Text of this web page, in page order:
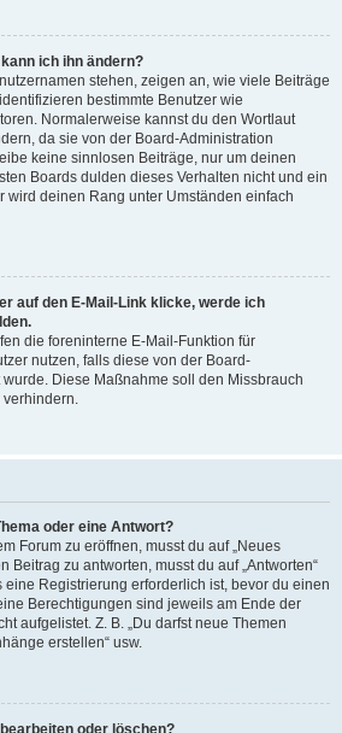
ich ihn ändern?
stehen, zeigen an, wie viele Beiträge
bestimmte Benutzer wie
Normalerweise kannst du den Wortlaut
da sie von der Board-Administration
keine sinnlosen Beiträge, nur um deinen
Boards dulden dieses Verhalten nicht und ein
wird deinen Rang unter Umständen einfach
auf den E-Mail-Link klicke, werde ich
die foreninterne E-Mail-Funktion für
nutzen, falls diese von der Board-
Diese Maßnahme soll den Missbrauch
verhindern.
oder eine Antwort?
Forum zu eröffnen, musst du auf „Neues
Beitrag zu antworten, musst du auf „Antworten“
eine Registrierung erforderlich ist, bevor du einen
Berechtigungen sind jeweils am Ende der
aufgelistet. Z. B. „Du darfst neue Themen
erstellen“ usw.
oder löschen?